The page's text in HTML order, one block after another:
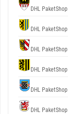
DHL PaketShop
DHL PaketShop
DHL PaketShop
DHL PaketShop
DHL PaketShop
DHL PaketShop